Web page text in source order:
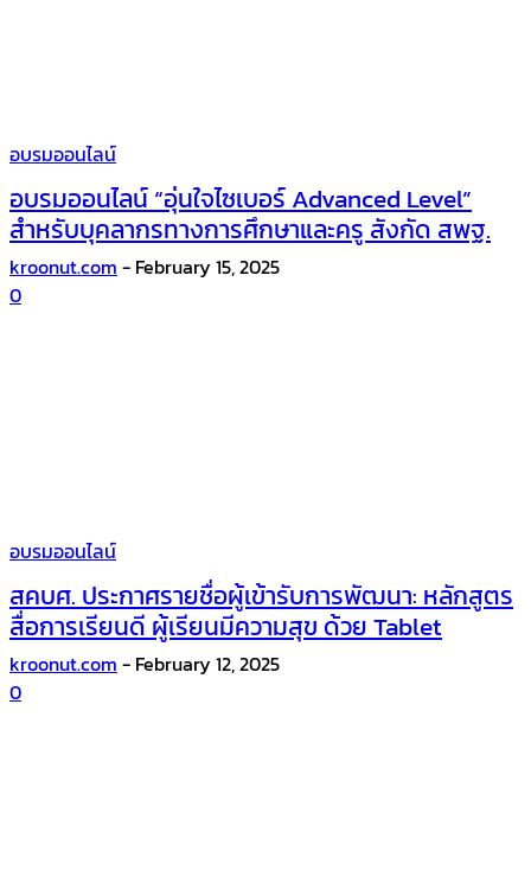
อบรมออนไลน์
อบรมออนไลน์ “อุ่นใจไซเบอร์ Advanced Level”
สำหรับบุคลากรทางการศึกษาและครู สังกัด สพฐ.
kroonut.com - February 15, 2025
0
อบรมออนไลน์
สคบศ. ประกาศรายชื่อผู้เข้ารับการพัฒนา: หลักสูตร
สื่อการเรียนดี ผู้เรียนมีความสุข ด้วย Tablet
kroonut.com - February 12, 2025
0